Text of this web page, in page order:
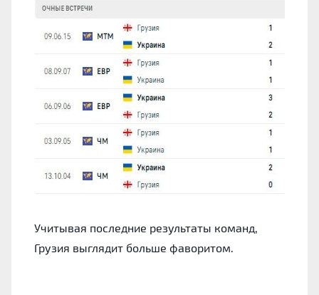
Учитывая последние результаты команд,
Грузия выглядит больше фаворитом.